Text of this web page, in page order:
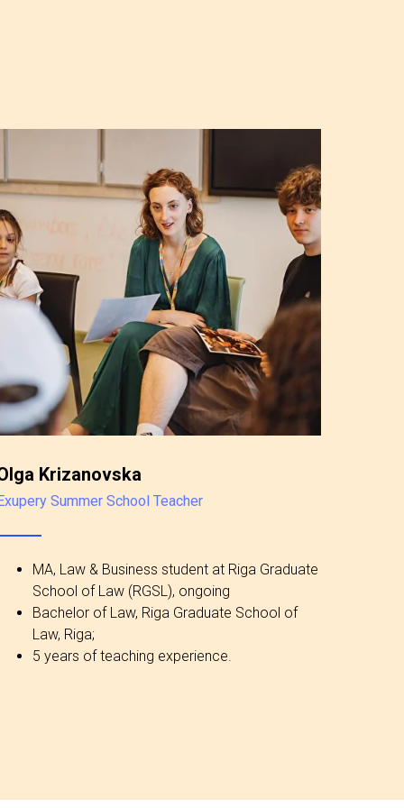
Krizanovska
Summer School Teacher
MA, Law & Business student at Riga Graduate
School of Law (RGSL), ongoing
Bachelor of Law, Riga Graduate School of
Law, Riga;
5 years of teaching experience.